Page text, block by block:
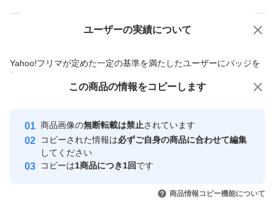
ユーザーの実績について
Yahoo!フリマが定めた一定の基準を満たしたユーザーにバッジを
付与しています
安心取引出品者
心・安全なユーザーです
取引実績
引を完了させた実績があります
価格の相談 商品への質問
この商品の情報をコピーします
商品画像の無断転載は禁止されています
コピーされた情報は必ずご自身の商品に合わせて編集
してください
コピーは1商品につき1回です
商品情報コピー機能について
この商品をみている人にオススメ